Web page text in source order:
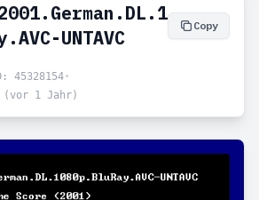
UNTAVC
Copy
45328154•
(vor 1 Jahr)